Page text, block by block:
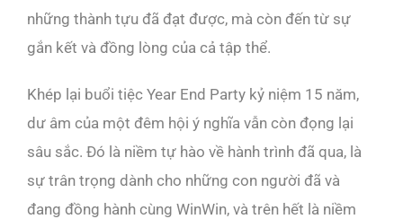
những thành tựu đã đạt được, mà còn đến từ sự
gắn kết và đồng lòng của cả tập thể.
Khép lại buổi tiệc Year End Party kỷ niệm 15 năm,
dư âm của một đêm hội ý nghĩa vẫn còn đọng lại
sâu sắc. Đó là niềm tự hào về hành trình đã qua, là
sự trân trọng dành cho những con người đã và
đang đồng hành cùng WinWin, và trên hết là niềm